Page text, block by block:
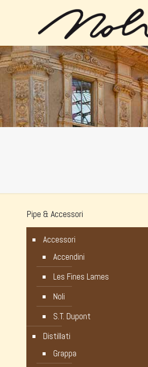
Pipe & Accessori
Accessori
Accendini
Les Fines Lames
Noli
S.T. Dupont
Distillati
Grappa